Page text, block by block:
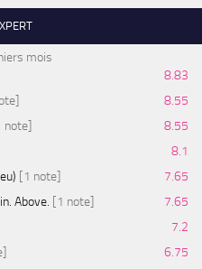
mois
8.83
8.55
note]
8.55
8.1
[1 note]
7.65
Above. [1 note]
7.65
7.2
6.75